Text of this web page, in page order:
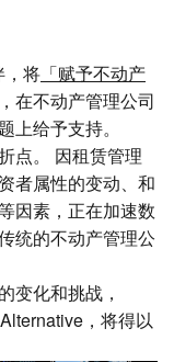
，将 「赋予不动产
在不动产管理公司
上给予支持。
点。 因租赁管理
者属性的变动、和
因素，正在加速数
统的不动产管理公
变化和挑战，
，将得以